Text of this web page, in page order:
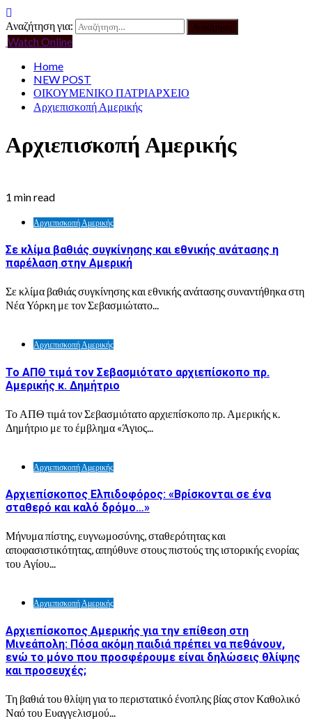
Αναζήτηση για:
Watch Online
Home
NEW POST
ΟΙΚΟΥΜΕΝΙΚΟ ΠΑΤΡΙΑΡΧΕΙΟ
Αρχιεπισκοπή Αμερικής
Αρχιεπισκοπή Αμερικής
1 min read
Αρχιεπισκοπή Αμερικής
Σε κλίμα βαθιάς συγκίνησης και εθνικής ανάτασης η
παρέλαση στην Αμερική
Σε κλίμα βαθιάς συγκίνησης και εθνικής ανάτασης συναντήθηκα στη
Νέα Υόρκη με τον Σεβασμιώτατο...
Αρχιεπισκοπή Αμερικής
Το ΑΠΘ τιμά τον Σεβασμιότατο αρχιεπίσκοπο πρ.
Αμερικής κ. Δημήτριο
Το ΑΠΘ τιμά τον Σεβασμιότατο αρχιεπίσκοπο πρ. Αμερικής κ.
Δημήτριο με το έμβλημα «Άγιος...
Αρχιεπισκοπή Αμερικής
Αρχιεπίσκοπος Ελπιδοφόρος: «Βρίσκονται σε ένα
σταθερό και καλό δρόμο…»
Μήνυμα πίστης, ευγνωμοσύνης, σταθερότητας και
αποφασιστικότητας, απηύθυνε στους πιστούς της ιστορικής ενορίας
του Αγίου...
Αρχιεπισκοπή Αμερικής
Αρχιεπίσκοπος Αμερικής για την επίθεση στη
Μινεάπολη: Πόσα ακόμη παιδιά πρέπει να πεθάνουν,
ενώ το μόνο που προσφέρουμε είναι δηλώσεις θλίψης
και προσευχές;
Τη βαθιά του θλίψη για το περιστατικό ένοπλης βίας στον Καθολικό
Ναό του Ευαγγελισμού...